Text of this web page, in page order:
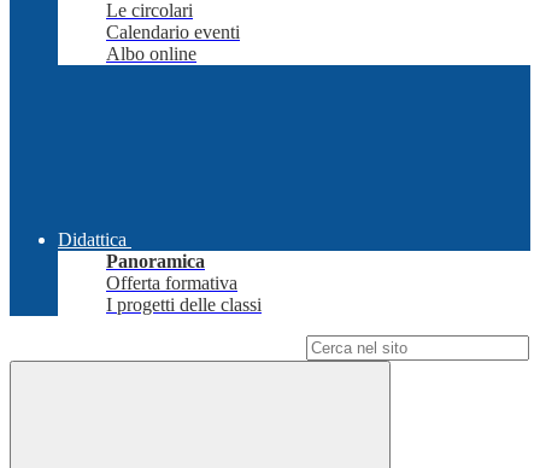
Le circolari
Calendario eventi
Albo online
Didattica
Panoramica
Offerta formativa
I progetti delle classi